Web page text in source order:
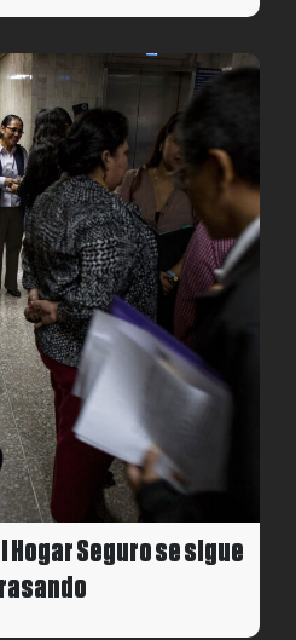
Hogar Seguro se sigue